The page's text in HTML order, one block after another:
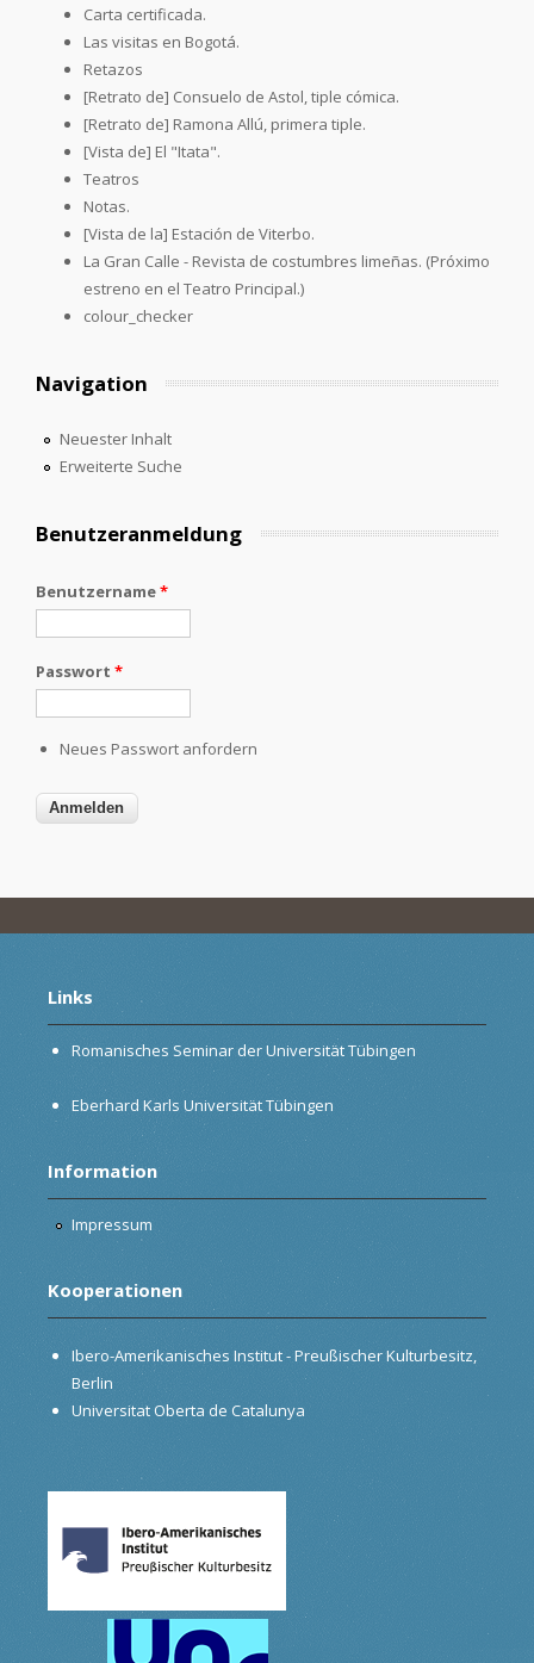
Carta certificada.
Las visitas en Bogotá.
Retazos
[Retrato de] Consuelo de Astol, tiple cómica.
[Retrato de] Ramona Allú, primera tiple.
[Vista de] El "Itata".
Teatros
Notas.
[Vista de la] Estación de Viterbo.
La Gran Calle - Revista de costumbres limeñas. (Próximo
estreno en el Teatro Principal.)
colour_checker
Navigation
Neuester Inhalt
Erweiterte Suche
Benutzeranmeldung
Benutzername*
Passwort *
Neues Passwort anfordern
Links
Romanisches Seminar der Universität Tübingen
Eberhard Karls Universität Tübingen
Information
Impressum
Kooperationen
Ibero-Amerikanisches Institut - Preußischer Kulturbesitz,
Berlin
Universitat Oberta de Catalunya